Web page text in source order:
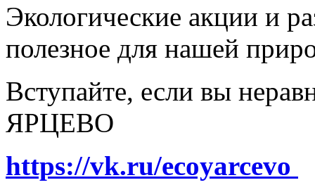
Экологические акции и
полезное для нашей
Вступайте, если вы
ЯРЦЕВО
https://vk.ru/ecoyarcevo